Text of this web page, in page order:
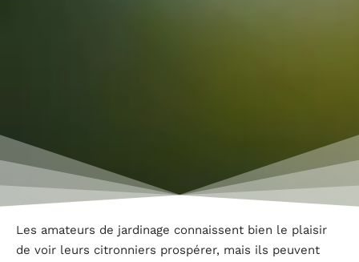
Les amateurs de jardinage connaissent bien le plaisir
de voir leurs citronniers prospérer, mais ils peuvent